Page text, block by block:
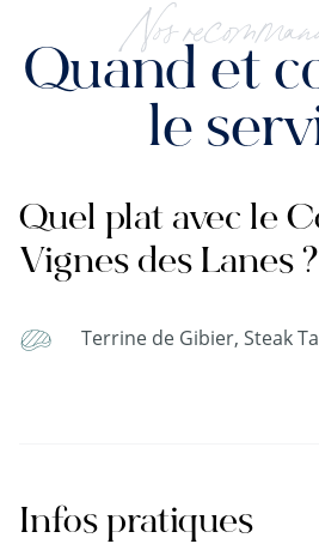
Nos
Quand et
le
Quel plat avec le
Vignes des Lanes ?
Terrine de Gibier, Steak
Infos pratiques